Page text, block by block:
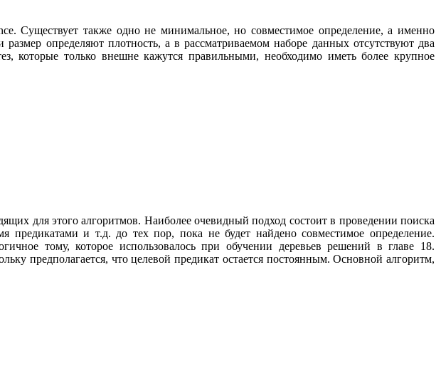
Существует также одно не минимальное, но совместимое определение, а именно
определяют плотность, а в рассматриваемом наборе данных отсутствуют два
которые только внешне кажутся правильными, необходимо иметь более крупное
для этого алгоритмов. Наиболее очевидный подход состоит в проведении поиска
предикатами и т.д. до тех пор, пока не будет найдено совместимое определение.
тому, которое использовалось при обучении деревьев решений в главе 18.
предполагается, что целевой предикат остается постоянным. Основной алгоритм,